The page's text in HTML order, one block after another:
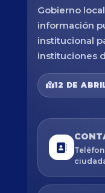
Gobierno
información
institucional
instituciones
12 DE